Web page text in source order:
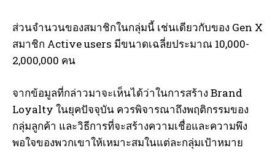
ส่วนจำนวนของสมาชิกในกลุ่มนี้ เช่นเดียวกับของ Gen X
สมาชิก Active users มีขนาดเฉลี่ยประมาณ 10,000-
2,000,000 คน
จากข้อมูลที่กล่าวมาจะเห็นได้ว่าในการสร้าง Brand
Loyalty ในยุคปัจจุบัน ควรพิจารณาถึงพฤติกรรมของ
กลุ่มลูกค้า และวิธีการที่จะสร้างความเชื่อและความพึง
พอใจของพวกเขาให้เหมาะสมในแต่ละกลุ่มเป้าหมาย